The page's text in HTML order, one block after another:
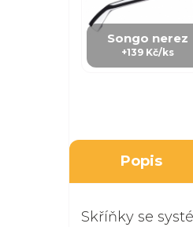
Songo nerez
+139 Kč/ks
Popis
Skříňky se